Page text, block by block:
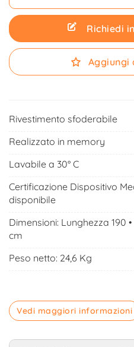
Richiedi
Rivestimento sfoderabile
Realizzato in memory
Lavabile a 30° C
Certificazione Dispositivo
disponibile
Dimensioni: Lunghezza 190
cm
Peso netto: 24,6 Kg
Vedi maggiori informazioni